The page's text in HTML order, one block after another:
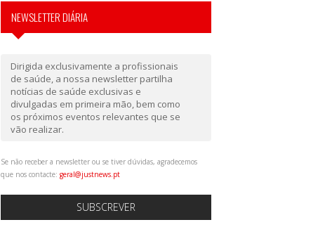
NEWSLETTER DIÁRIA
Dirigida exclusivamente a profissionais
de saúde, a nossa newsletter partilha
notícias de saúde exclusivas e
divulgadas em primeira mão, bem como
os próximos eventos relevantes que se
vão realizar.
Se não receber a newsletter ou se tiver dúvidas, agradecemos
que nos contacte: geral@justnews.pt
SUBSCREVER